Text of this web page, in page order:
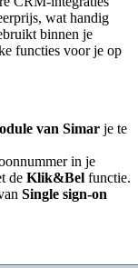
wat handig
binnen je
functies voor je op
van Simar je te
in je
de Klik&Bel functie.
Single sign-on